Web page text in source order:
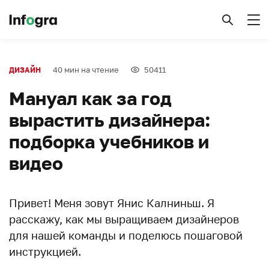
ДИЗАЙН 40 мин на чтение 50411
Мануал как за год
вырастить дизайнера:
подборка учебников и
видео
Привет! Меня зовут Янис Калниньш. Я
расскажу, как мы выращиваем дизайнеров
для нашей команды и поделюсь пошаговой
инструкцией.